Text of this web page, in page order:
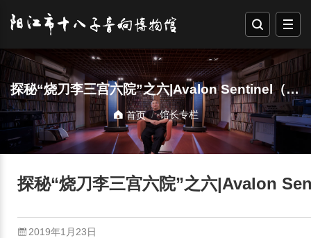
探秘“烧刀李三宫六院”之六|Avalon Sentinel（盟主）音箱篇
首页 馆长专栏
探秘“烧刀李三宫六院”之六|Avalon
2019年1月23日